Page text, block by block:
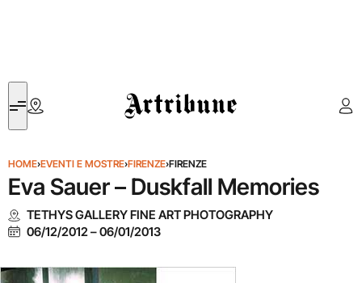
Artribune
HOME›EVENTI E MOSTRE›FIRENZE›FIRENZE
Eva Sauer – Duskfall Memories
TETHYS GALLERY FINE ART PHOTOGRAPHY
06/12/2012–06/01/2013